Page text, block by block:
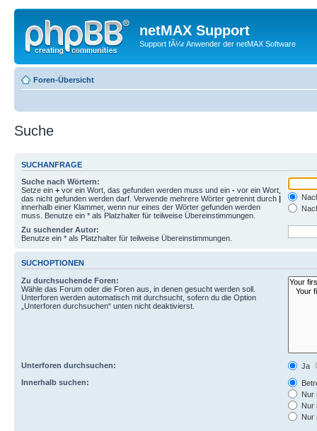
netMAX Support
Support fÃ¼r Anwender der netMAX Software
Foren-Übersicht
Suche
SUCHANFRAGE
Suche nach Wörtern:
Setze ein + vor ein Wort, das gefunden werden muss und ein - vor ein Wort,
das nicht gefunden werden darf. Verwende mehrere Wörter getrennt durch |
innerhalb einer Klammer, wenn nur eines der Wörter gefunden werden
muss. Benutze ein * als Platzhalter für teilweise Übereinstimmungen.
Zu suchender Autor:
Benutze ein * als Platzhalter für teilweise Übereinstimmungen.
SUCHOPTIONEN
Zu durchsuchende Foren:
Wähle das Forum oder die Foren aus, in denen gesucht werden soll.
Unterforen werden automatisch mit durchsucht, sofern du die Option
„Unterforen durchsuchen“ unten nicht deaktivierst.
Unterforen durchsuchen:
Ja
Innerhalb suchen:
Nur
Nur
Nur